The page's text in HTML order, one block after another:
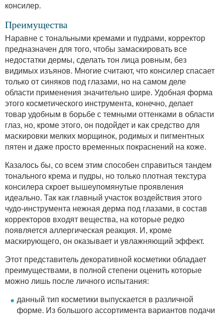
консилер.
Преимущества
Наравне с тональными кремами и пудрами, корректор
предназначен для того, чтобы замаскировать все
недостатки дермы, сделать тон лица ровным, без
видимых изъянов. Многие считают, что консилер спасает
только от синяков под глазами, но на самом деле
области применения значительно шире. Удобная форма
этого косметического инструмента, конечно, делает
товар удобным в борьбе с темными оттенками в области
глаз, но, кроме этого, он подойдет и как средство для
маскировки мелких морщинок, родимых и пигментных
пятен и даже просто временных покраснений на коже.
Казалось бы, со всем этим способен справиться тандем
тонального крема и пудры, но только плотная текстура
консилера скроет вышеупомянутые проявления
идеально. Так как главный участок воздействия этого
чудо-инструмента нежная дерма под глазами, в состав
корректоров входят вещества, на которые редко
появляется аллергическая реакция. И, кроме
маскирующего, он оказывает и увлажняющий эффект.
Этот представитель декоративной косметики обладает
преимуществами, в полной степени оценить которые
можно лишь после личного испытания:
данный тип косметики выпускается в различной
форме. Из большого ассортимента вариантов подачи